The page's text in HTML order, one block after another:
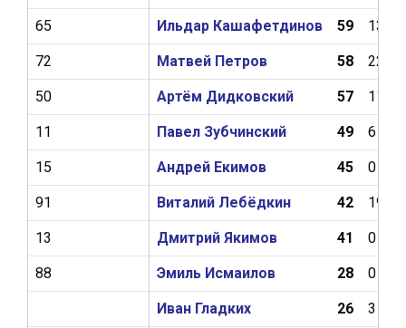
Ильдар Кашафетдинов 59 13
Матвей Петров 58 22
Артём Дидковский 57 11
Павел Зубчинский 49 6
Андрей Екимов 45 0
Виталий Лебёдкин 42 19
Дмитрий Якимов 41 0
Эмиль Исмаилов 28 0
Иван Гладких 26 3
65
72
50
11
15
91
13
88